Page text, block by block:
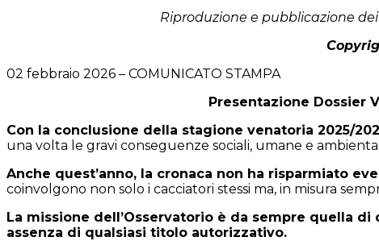
Riproduzione e pubblicazione
02 febbraio 2026 – COMUNICATO STAMPA
Presentazione Dossier
Con la conclusione della stagione venatoria 2025/
una volta le gravi conseguenze sociali, umane e
Anche quest’anno, la cronaca non ha risparmiato
coinvolgono non solo i cacciatori stessi ma, in misura
La missione dell’Osservatorio è da sempre quella
assenza di qualsiasi titolo autorizzativo.